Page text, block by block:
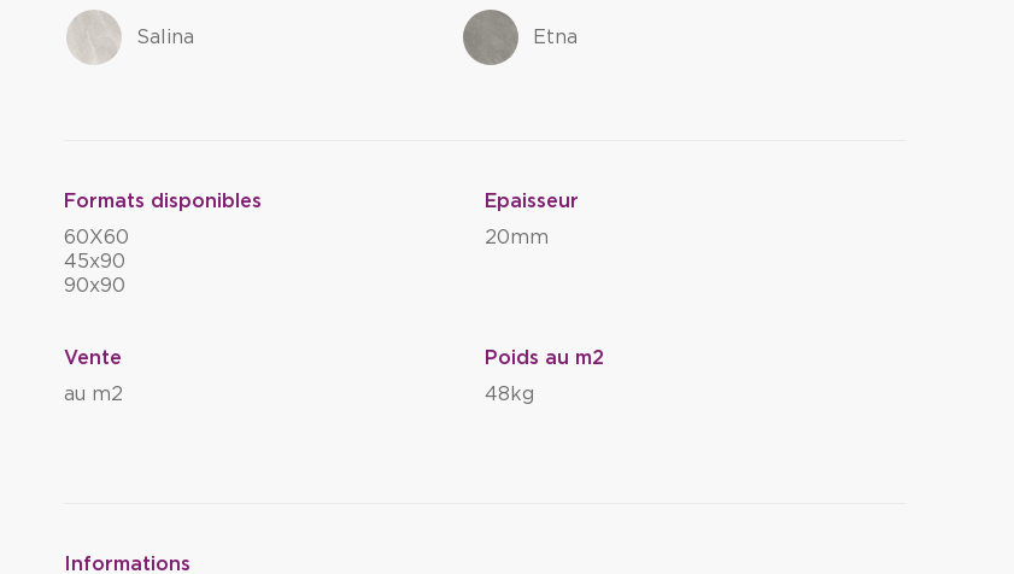
Salina Etna
Formats disponibles
60X60
45x90
90x90
Epaisseur
20mm
Vente
au m2
Poids au m2
48kg
Informations